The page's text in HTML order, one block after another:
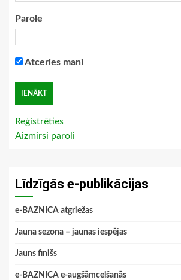
Parole
Atceries mani
Reģistrēties
Aizmirsi paroli
Līdzīgās e-publikācijas
e-BAZNICA atgriežas
Jauna sezona – jaunas iespējas
Jauns finišs
e-BAZNICA e-augšāmcelšanās